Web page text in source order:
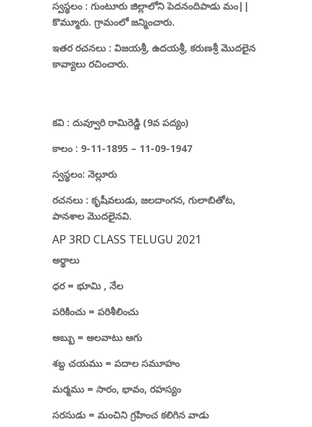
స్వస్థలం : గుంటూరు జిల్లాలోని పెదనందిపాడు మం||
కొమ్మూరు. గ్రామంలో జన్మించారు.
ఇతర రచనలు : విజయశ్రీ, ఉదయశ్రీ, కరుణశ్రీ మొదలైన
కావ్యాలు రచించారు.
కవి : దువ్వూరి రామిరెడ్డి (9వ పద్యం)
కాలం : 9-11-1895 – 11-09-1947
స్వస్థలం: నెల్లూరు
రచనలు : కృషీవలుడు, జలదాంగన, గులాబితోట,
పానశాల మొదలైనవి.
AP 3RD CLASS TELUGU 2021
అర్థాలు
ధర= భూమి, నేల
పరికించు= పరిశీలించు
అబ్బు= అలవాటు ఆగు
శబ్ద చయము= పదాల సమూహం
మర్మము= సారం, భావం, రహస్యం
సరసుడు= మంచిని గ్రహించ కలిగిన వాడు